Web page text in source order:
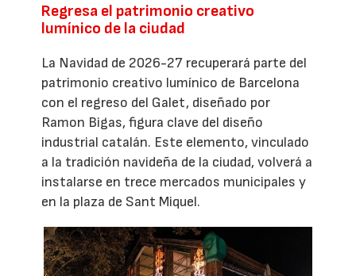
Regresa el patrimonio creativo
lumínico de la ciudad
La Navidad de 2026-27 recuperará parte del
patrimonio creativo lumínico de Barcelona
con el regreso del Galet, diseñado por
Ramon Bigas, figura clave del diseño
industrial catalán. Este elemento, vinculado
a la tradición navideña de la ciudad, volverá a
instalarse en trece mercados municipales y
en la plaza de Sant Miquel.